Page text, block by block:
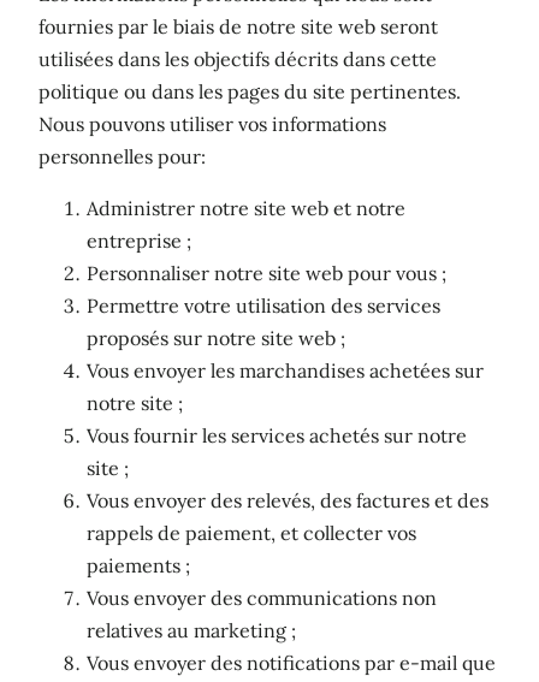
fournies par le biais de notre site web seront
utilisées dans les objectifs décrits dans cette
politique ou dans les pages du site pertinentes.
Nous pouvons utiliser vos informations
personnelles pour:
Administrer notre site web et notre
entreprise ;
Personnaliser notre site web pour vous ;
Permettre votre utilisation des services
proposés sur notre site web ;
Vous envoyer les marchandises achetées sur
notre site ;
Vous fournir les services achetés sur notre
site ;
Vous envoyer des relevés, des factures et des
rappels de paiement, et collecter vos
paiements ;
Vous envoyer des communications non
relatives au marketing ;
Vous envoyer des notifications par e-mail que